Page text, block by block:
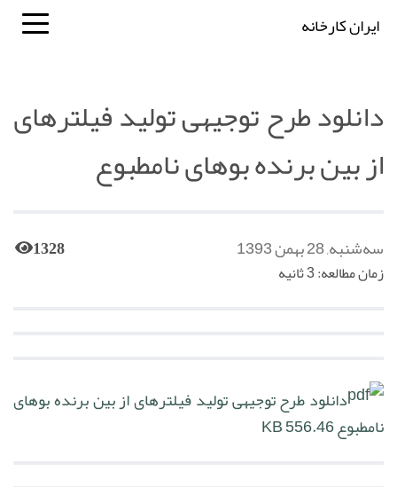
ایران کارخانه
دانلود طرح توجیهی تولید فیلترهای
از بین برنده بوهای نامطبوع
سه‌شنبه, 28 بهمن 1393 1328
زمان مطالعه: 3 ثانیه
دانلود طرح توجیهی تولید فیلترهای از بین برنده بوهای
نامطبوع556.46 KB